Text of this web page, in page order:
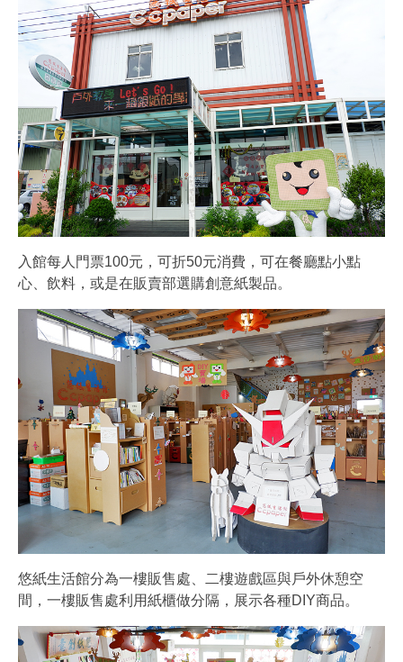
入館每人門票100元，可折50元消費，可在餐廳點小點
心、飲料，或是在販賣部選購創意紙製品。
悠紙生活館分為一樓販售處、二樓遊戲區與戶外休憩空
間，一樓販售處利用紙櫃做分隔，展示各種DIY商品。